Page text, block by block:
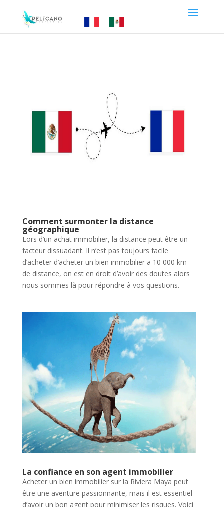
Comment surmonter la distance
géographique
Lors d’un achat immobilier, la distance peut être un
facteur dissuadant. Il n’est pas toujours facile
d’acheter d’acheter un bien immobilier a 10 000 km
de distance, on est en droit d’avoir des doutes alors
nous sommes là pour répondre à vos questions.
La confiance en son agent immobilier
Acheter un bien immobilier sur la Riviera Maya peut
être une aventure passionnante, mais il est essentiel
d’avoir un bon agent pour minimiser les risques. Voici